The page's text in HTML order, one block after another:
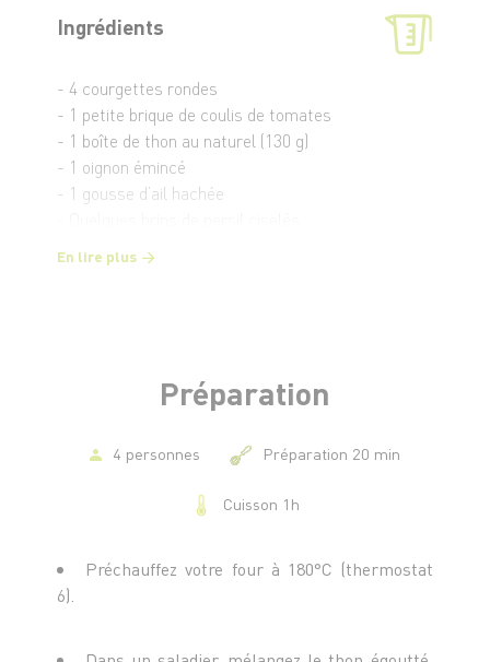
Ingrédients
- 4 courgettes rondes
- 1 petite brique de coulis de tomates
- 1 boîte de thon au naturel (130 g)
- 1 oignon émincé
- 1 gousse d’ail hachée
- Sel et poivre
En lire plus
Préparation
4 personnes Préparation 20 min
Cuisson 1h
Préchauffez votre four à 180°C (thermostat
6).